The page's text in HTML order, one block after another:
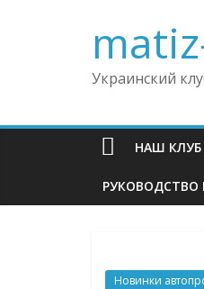
Украинский
НАШ КЛУБ
Новинки